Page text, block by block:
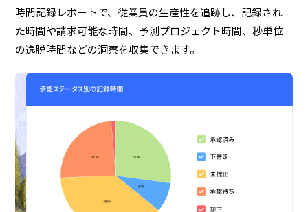
時間記録レポートで、従業員の生産性を追跡し、記録され
た時間や請求可能な時間、予測プロジェクト時間、秒単位
の逸脱時間などの洞察を収集できます。